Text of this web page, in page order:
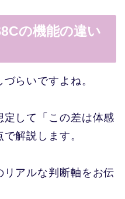
の機能の違い
らいですよね。
定して「この差は体感
解説します。
アルな判断軸をお伝